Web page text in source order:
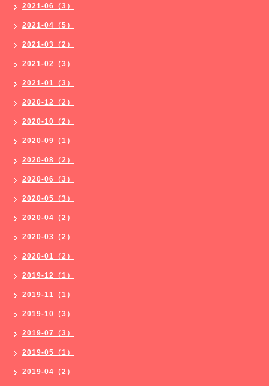
2021-06（3）
2021-04（5）
2021-03（2）
2021-02（3）
2021-01（3）
2020-12（2）
2020-10（2）
2020-09（1）
2020-08（2）
2020-06（3）
2020-05（3）
2020-04（2）
2020-03（2）
2020-01（2）
2019-12（1）
2019-11（1）
2019-10（3）
2019-07（3）
2019-05（1）
2019-04（2）